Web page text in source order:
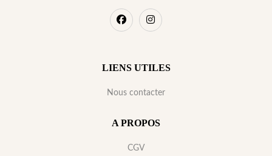
LIENS UTILES
Nous contacter
A PROPOS
CGV